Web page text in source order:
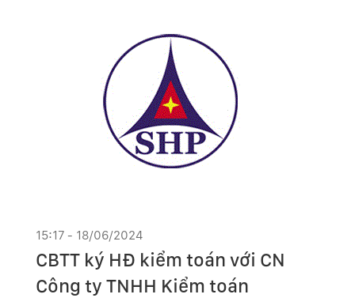
15:17 - 18/06/2024
CBTT ký HĐ kiểm toán với CN
Công ty TNHH Kiểm toán